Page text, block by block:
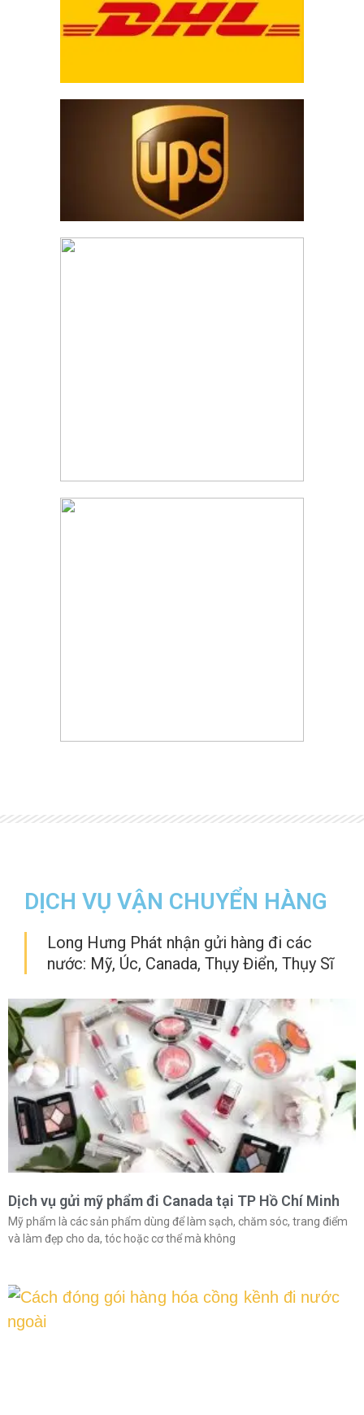
DỊCH VỤ VẬN CHUYỂN HÀNG
Long Hưng Phát nhận gửi hàng đi các
nước: Mỹ, Úc, Canada, Thụy Điển, Thụy Sĩ
Dịch vụ gửi mỹ phẩm đi Canada tại TP Hồ Chí Minh
Mỹ phẩm là các sản phẩm dùng để làm sạch, chăm sóc, trang điểm
và làm đẹp cho da, tóc hoặc cơ thể mà không